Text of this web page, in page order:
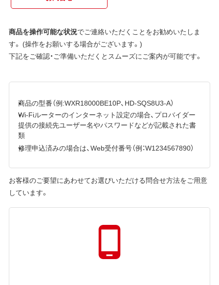
商品を操作可能な状況でご連絡いただくことをお勧めいたしま
す。 (操作をお願いする場合がございます。)
下記をご確認・ご準備いただくとスムーズにご案内が可能です。
商品の型番（例:WXR18000BE10P、HD-SQS8U3-A）
Wi-Fiルーターのインターネット設定の場合、プロバイダー
提供の接続先ユーザー名やパスワードなどが記載された書
類
修理申込済みの場合は、Web受付番号（例：W1234567890）
お客様のご要望にあわせてお選びいただける問合せ方法をご用意
しています。